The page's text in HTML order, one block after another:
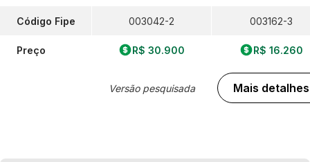
Código Fipe
Preço
003042-2
R$ 30.900
Versão pesquisada
003162-3
R$ 16.260
Mais detalhes